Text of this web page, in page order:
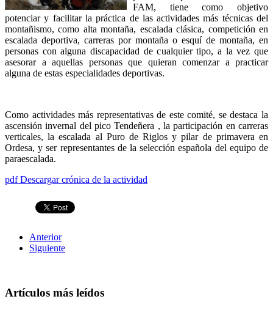
FAM, tiene como objetivo
potenciar y facilitar la práctica de las actividades más técnicas del
montañismo, como alta montaña, escalada clásica, competición en
escalada deportiva, carreras por montaña o esquí de montaña, en
personas con alguna discapacidad de cualquier tipo, a la vez que
asesorar a aquellas personas que quieran comenzar a practicar
alguna de estas especialidades deportivas.
Como actividades más representativas de este comité, se destaca la
ascensión invernal del pico Tendeñera , la participación en carreras
verticales, la escalada al Puro de Riglos y pilar de primavera en
Ordesa, y ser representantes de la selección española del equipo de
paraescalada.
pdfDescargar crónica de la actividad
Anterior
Siguiente
Artículos más leídos